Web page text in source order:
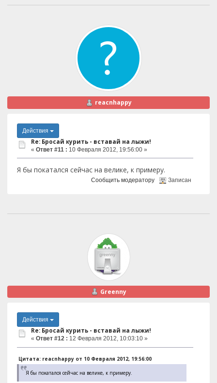
reacnhappy
Действия
Re: Бросай курить - вставай на лыжи!
« Ответ #11 : 10 Февраля 2012, 19:56:00 »
Я бы покатался сейчас на велике, к примеру.
Сообщить модератору Записан
Greenny
Действия
Re: Бросай курить - вставай на лыжи!
« Ответ #12 : 12 Февраля 2012, 10:03:10 »
Цитата: reacnhappy от 10 Февраля 2012, 19:56:00
Я бы покатался сейчас на велике, к примеру.